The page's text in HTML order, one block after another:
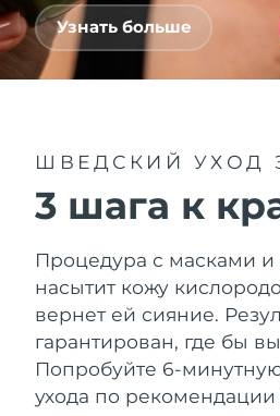
Узнать больше
ШВЕДСКИЙ УХОД
3 шага к
Процедура с масками и
насытит кожу
вернет ей сияние.
гарантирован, где бы
Попробуйте 6-
ухода по рекомендации
For healthy hair
18% PAP
Косметика
Купить
FOREO APP
ПОДРОБНЕЕ
Гибралтар
Гонконг (САР)
Венгрия
Исландия
Индонезия